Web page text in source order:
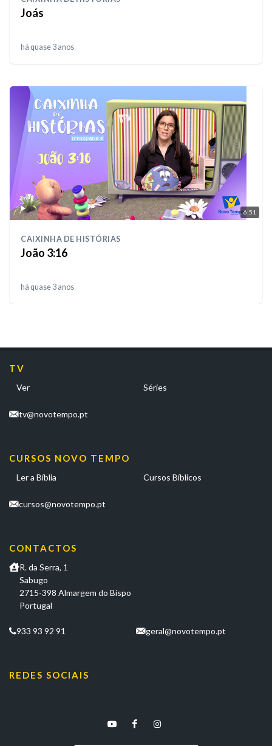
Joás
há quase 3 anos
6:51
CAIXINHA DE HISTÓRIAS
João 3:16
há quase 3 anos
TV
Ver Séries
tv@novotempo.pt
CURSOS NOVO TEMPO
Ler a Bíblia Cursos Bíblicos
cursos@novotempo.pt
CONTACTOS
R. da Serra, 1
Sabugo
2715-398 Almargem do Bispo
Portugal
933 93 92 91 geral@novotempo.pt
REDES SOCIAIS